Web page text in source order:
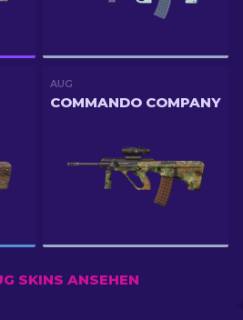
AUG
COMMANDO COMPANY
SKINS ANSEHEN